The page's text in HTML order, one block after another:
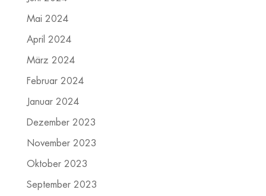
Mai 2024
April 2024
März 2024
Februar 2024
Januar 2024
Dezember 2023
November 2023
Oktober 2023
September 2023